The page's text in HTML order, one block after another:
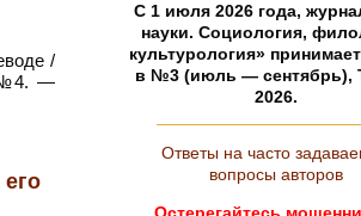
/
№4. —
C 1 июля 2026 года,
науки. Социология,
культурология»
в №3 (июль — сентябрь),
2026.
Ответы на часто
вопросы авторов